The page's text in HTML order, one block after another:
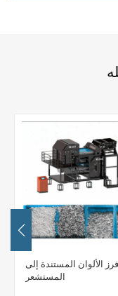
فرز الألوان المستندة إلى
المستشعر